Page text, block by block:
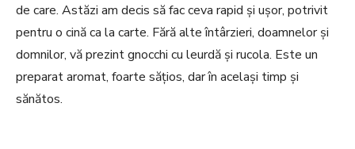
de care. Astăzi am decis să fac ceva rapid și ușor, potrivit
pentru o cină ca la carte. Fără alte întârzieri, doamnelor și
domnilor, vă prezint gnocchi cu leurdă și rucola. Este un
preparat aromat, foarte sățios, dar în același timp și
sănătos.